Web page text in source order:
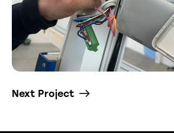
Next Project